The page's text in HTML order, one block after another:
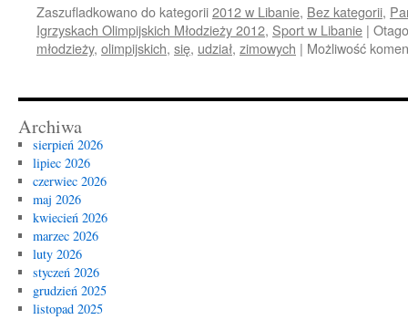
Zaszufladkowano do kategorii2012 w Libanie, Bez kategorii,
Igrzyskach Olimpijskich Młodzieży 2012, Sport w Libanie |
młodzieży, olimpijskich, się, udział, zimowych | Możliwość
Archiwa
sierpień 2026
lipiec 2026
czerwiec 2026
maj 2026
kwiecień 2026
marzec 2026
luty 2026
styczeń 2026
grudzień 2025
listopad 2025